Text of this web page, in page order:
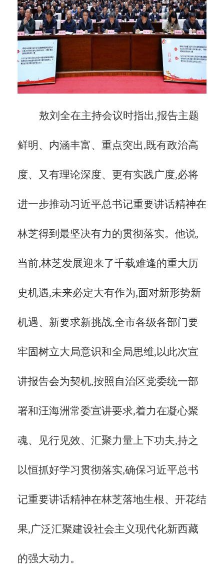
敖刘全在主持会议时指出,报告主题
鲜明、内涵丰富、重点突出,既有政治高
度、又有理论深度、更有实践广度,必将
进一步推动习近平总书记重要讲话精神在
林芝得到最坚决有力的贯彻落实。他说,
当前,林芝发展迎来了千载难逢的重大历
史机遇,未来必定大有作为,面对新形势新
机遇、新要求新挑战,全市各级各部门要
牢固树立大局意识和全局思维,以此次宣
讲报告会为契机,按照自治区党委统一部
署和汪海洲常委宣讲要求,着力在凝心聚
魂、见行见效、汇聚力量上下功夫,持之
以恒抓好学习贯彻落实,确保习近平总书
记重要讲话精神在林芝落地生根、开花结
果,广泛汇聚建设社会主义现代化新西藏
的强大动力。